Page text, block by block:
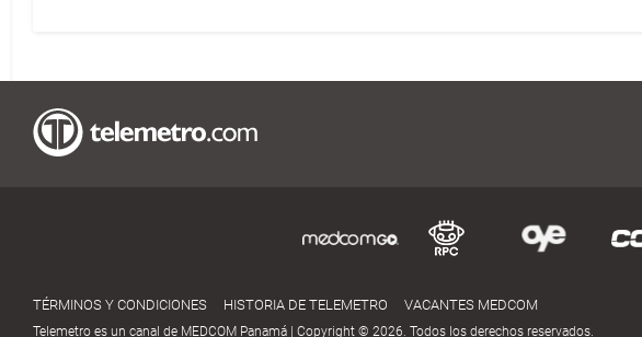
TÉRMINOS Y CONDICIONES HISTORIA DE TELEMETRO VACANTES MEDCOM
Telemetro es un canal de MEDCOM Panamá | Copyright © 2026. Todos los derechos reservados.